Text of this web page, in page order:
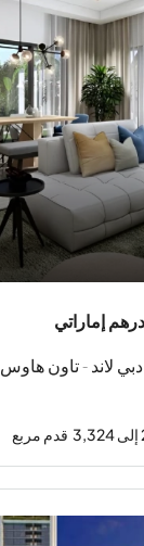
لاند - تاون هاوس
قدم مربع